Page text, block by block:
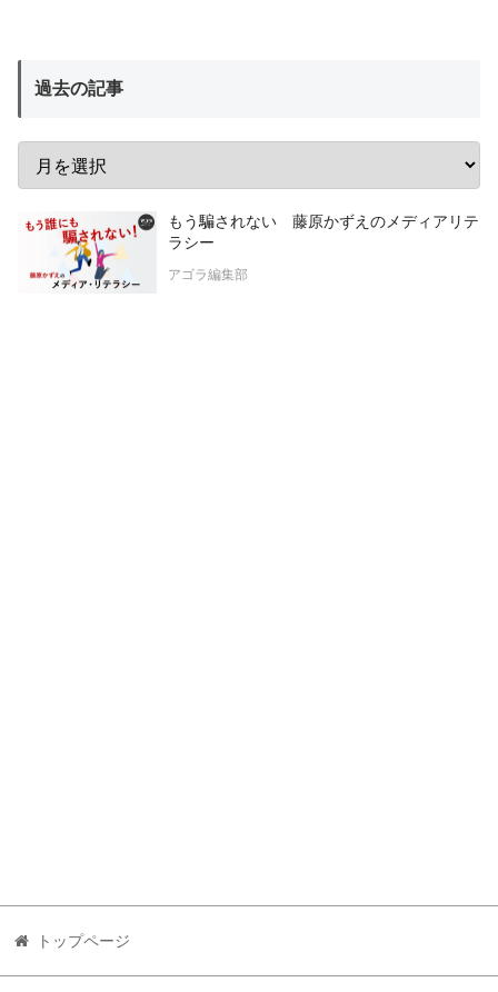
過去の記事
もう騙されない 藤原かずえのメディアリテ
ラシー
アゴラ編集部
トップページ